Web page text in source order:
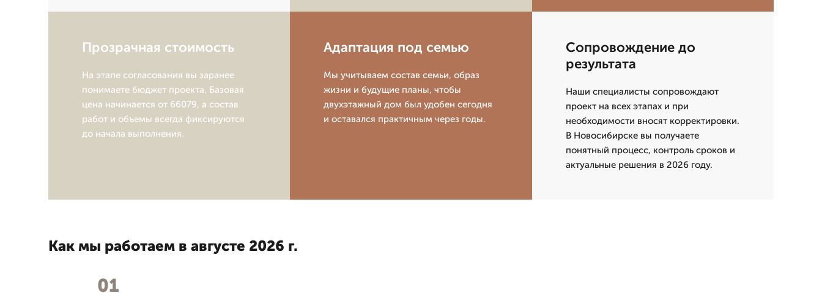
Прозрачная стоимость
На этапе согласования вы заранее
понимаете бюджет проекта. Базовая
цена начинается от 66079, а состав
работ и объемы всегда фиксируются
до начала выполнения.
Адаптация под семью
Мы учитываем состав семьи, образ
жизни и будущие планы, чтобы
двухэтажный дом был удобен сегодня
и оставался практичным через годы.
Сопровождение до
результата
Наши специалисты сопровождают
проект на всех этапах и при
необходимости вносят корректировки.
В Новосибирске вы получаете
понятный процесс, контроль сроков и
актуальные решения в 2026 году.
Как мы работаем в августе 2026 г.
01